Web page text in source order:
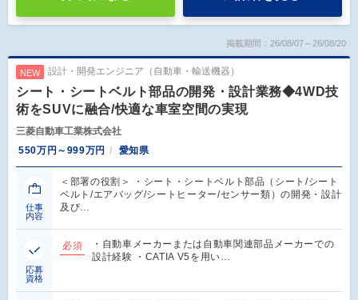
掲載期間：26/08/07～26/08/20
NEW 設計・開発エンジニア（自動車・輸送機器）
シート・シートベルト部品の開発・設計業務◆4WD技
術をSUVに融合/快適な車室空間の実現
三菱自動車工業株式会社
550万円～999万円
愛知県
仕事
内容
＜部署の役割＞ ・シート・シートベルト部品（シート/シート
ベルト/エアバッグ/シートヒーター/センサー類）の開発・設計
及び…
応募
資格
必須
・自動車メーカーまたは自動車関連部品メーカーでの
設計経験 ・CATIA V5を用い…